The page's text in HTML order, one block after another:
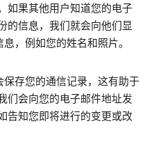
如果其他用户知道您的电子
的信息，我们就会向他们显
，例如您的姓名和照片。
保存您的通信记录，这有助于
们会向您的电子邮件地址发
告知您即将进行的变更或改